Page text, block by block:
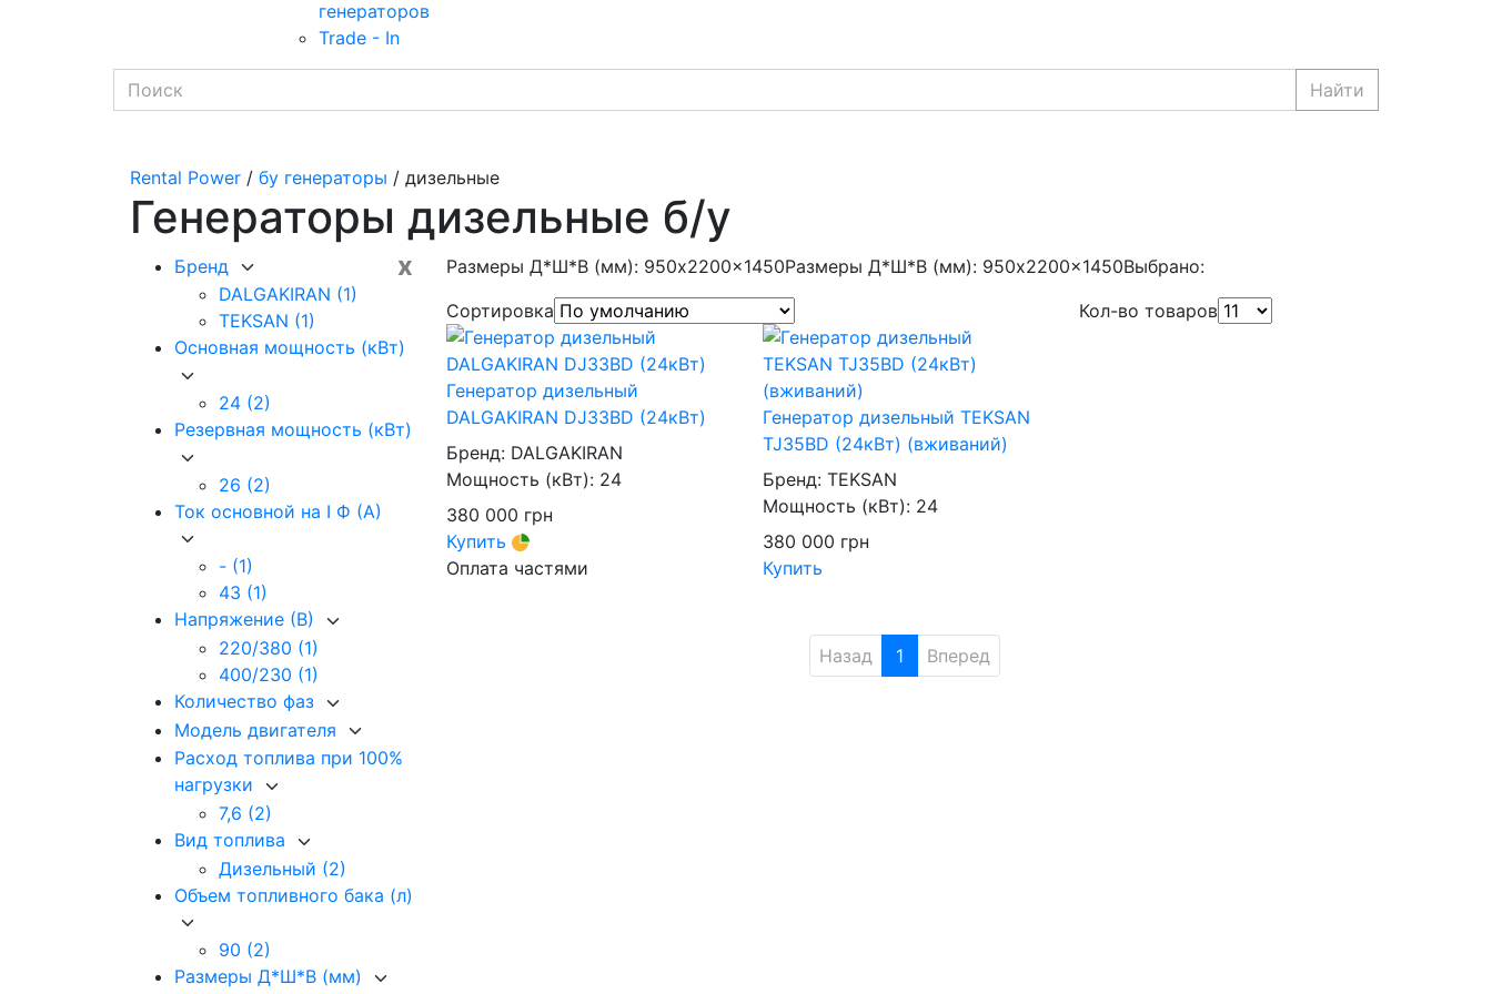
генераторов
Trade - In
Найти
Rental Power / бу генераторы / дизельные
Генераторы дизельные б/у
x
Бренд
DALGAKIRAN (1)
TEKSAN (1)
Основная мощность (кВт)
24 (2)
Резервная мощность (кВт)
26 (2)
Ток основной на I Ф (А)
- (1)
43 (1)
Напряжение (В)
220/380 (1)
400/230 (1)
Количество фаз
Модель двигателя
Расход топлива при 100%
нагрузки
7,6 (2)
Вид топлива
Дизельный (2)
Объем топливного бака (л)
90 (2)
Размеры Д*Ш*В (мм)
Размеры Д*Ш*В (мм): 950x2200x1450Размеры Д*Ш*В (мм): 950x2200x1450Выбрано:
Сортировка
Кол-во товаров
Генератор дизельный
DALGAKIRAN DJ33BD (24кВт)
Бренд: DALGAKIRAN
Мощность (кВт): 24
380 000 грн
Купить
Оплата частями
Генератор дизельный TEKSAN
TJ35BD (24кВт) (вживаний)
Бренд: TEKSAN
Мощность (кВт): 24
380 000 грн
Купить
Назад 1 Вперед